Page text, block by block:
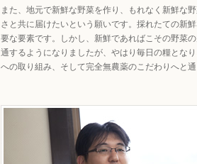
また、地元で新鮮な野菜を作り、もれなく新鮮な
さと共に届けたいという願いです。採れたての新
要な要素です。しかし、新鮮であればこその野菜
通するようになりましたが、やはり毎日の糧とな
への取り組み、そして完全無農薬のこだわりへと通